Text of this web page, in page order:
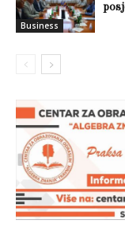
Business